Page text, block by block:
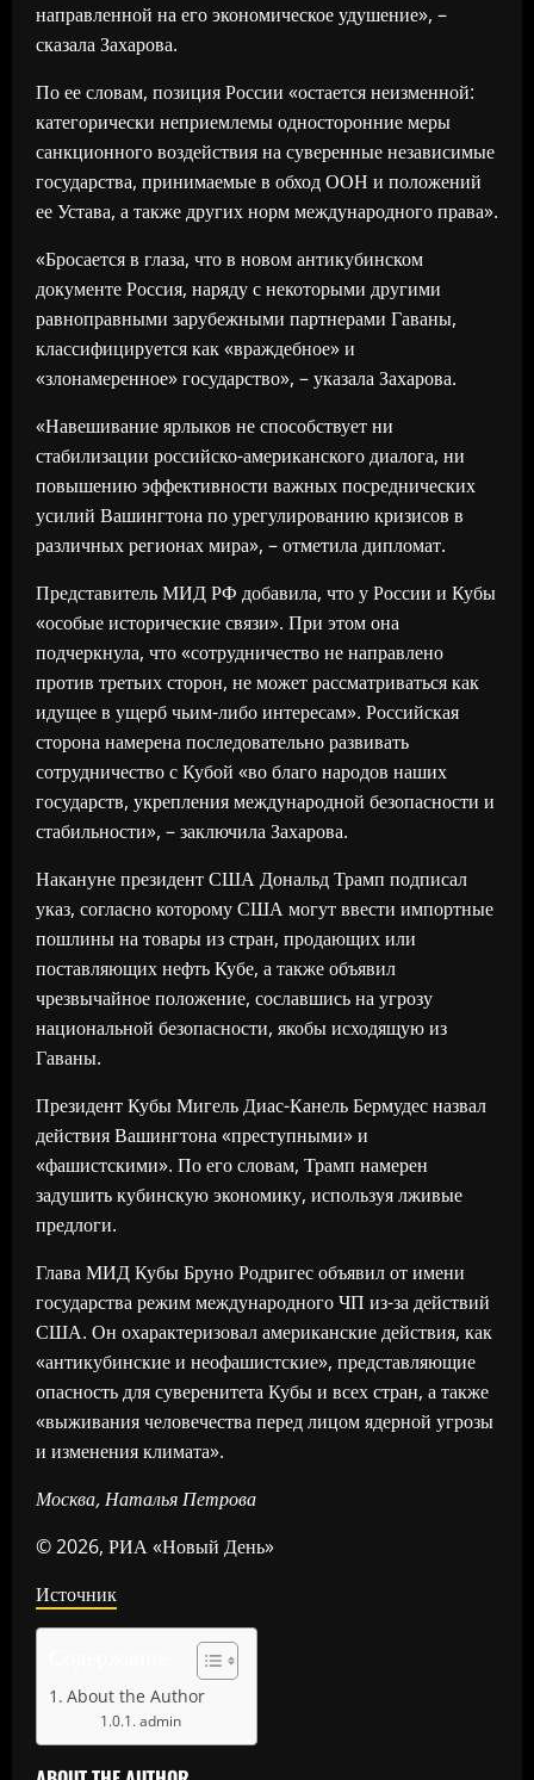
направленной на его экономическое удушение», –
сказала Захарова.
По ее словам, позиция России «остается неизменной:
категорически неприемлемы односторонние меры
санкционного воздействия на суверенные независимые
государства, принимаемые в обход ООН и положений
ее Устава, а также других норм международного права».
«Бросается в глаза, что в новом антикубинском
документе Россия, наряду с некоторыми другими
равноправными зарубежными партнерами Гаваны,
классифицируется как «враждебное» и
«злонамеренное» государство», – указала Захарова.
«Навешивание ярлыков не способствует ни
стабилизации российско-американского диалога, ни
повышению эффективности важных посреднических
усилий Вашингтона по урегулированию кризисов в
различных регионах мира», – отметила дипломат.
Представитель МИД РФ добавила, что у России и Кубы
«особые исторические связи». При этом она
подчеркнула, что «сотрудничество не направлено
против третьих сторон, не может рассматриваться как
идущее в ущерб чьим-либо интересам». Российская
сторона намерена последовательно развивать
сотрудничество с Кубой «во благо народов наших
государств, укрепления международной безопасности и
стабильности», – заключила Захарова.
Накануне президент США Дональд Трамп подписал
указ, согласно которому США могут ввести импортные
пошлины на товары из стран, продающих или
поставляющих нефть Кубе, а также объявил
чрезвычайное положение, сославшись на угрозу
национальной безопасности, якобы исходящую из
Гаваны.
Президент Кубы Мигель Диас-Канель Бермудес назвал
действия Вашингтона «преступными» и
«фашистскими». По его словам, Трамп намерен
задушить кубинскую экономику, используя лживые
предлоги.
Глава МИД Кубы Бруно Родригес объявил от имени
государства режим международного ЧП из-за действий
США. Он охарактеризовал американские действия, как
«антикубинские и неофашистские», представляющие
опасность для суверенитета Кубы и всех стран, а также
«выживания человечества перед лицом ядерной угрозы
и изменения климата».
Москва, Наталья Петрова
© 2026, РИА «Новый День»
Источник
About the Author
admin